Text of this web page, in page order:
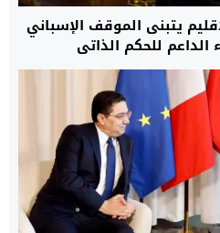
يتبنى الموقف الإسباني
للحكم الذاتي